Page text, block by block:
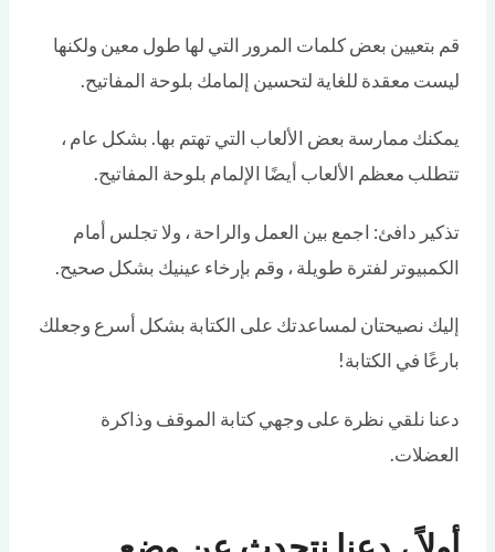
قم بتعيين بعض كلمات المرور التي لها طول معين ولكنها
ليست معقدة للغاية لتحسين إلمامك بلوحة المفاتيح.
يمكنك ممارسة بعض الألعاب التي تهتم بها. بشكل عام ،
تتطلب معظم الألعاب أيضًا الإلمام بلوحة المفاتيح.
تذكير دافئ: اجمع بين العمل والراحة ، ولا تجلس أمام
الكمبيوتر لفترة طويلة ، وقم بإرخاء عينيك بشكل صحيح.
إليك نصيحتان لمساعدتك على الكتابة بشكل أسرع وجعلك
بارعًا في الكتابة!
دعنا نلقي نظرة على وجهي كتابة الموقف وذاكرة
العضلات.